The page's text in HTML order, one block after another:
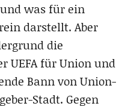
was für ein
darstellt. Aber
die
UEFA für Union und
Bann von Union-
Stadt. Gegen